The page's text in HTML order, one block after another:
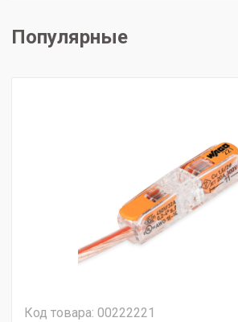
Популярные
Код товара: 00222221